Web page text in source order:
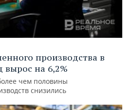
производства в
вырос на 6,2%
чем половины
снизились